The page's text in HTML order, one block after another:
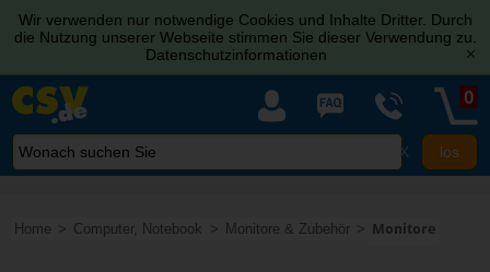
Wir verwenden nur notwendige Cookies und Inhalte Dritter. Durch
die Nutzung unserer Webseite stimmen Sie dieser Verwendung zu.
Datenschutzinformationen
[x]
X
0
Home Computer, Notebook Monitore & Zubehör Monitore